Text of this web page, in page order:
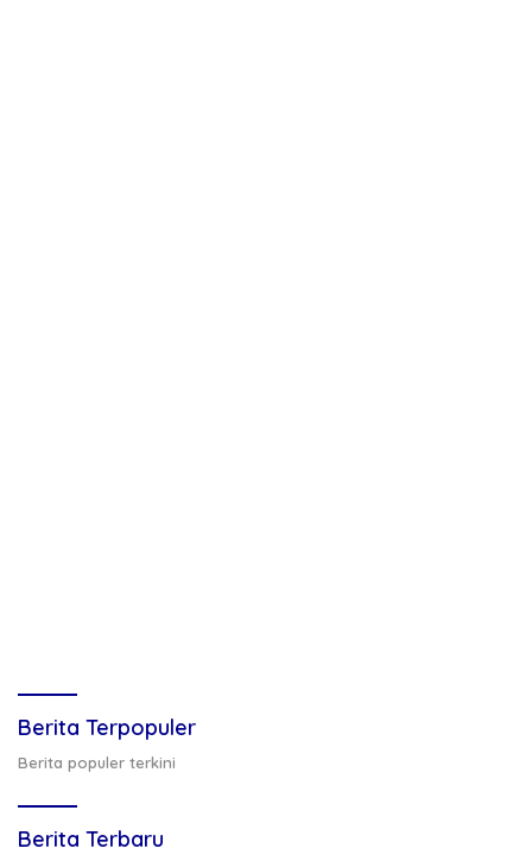
Berita Terpopuler
Berita populer terkini
Berita Terbaru